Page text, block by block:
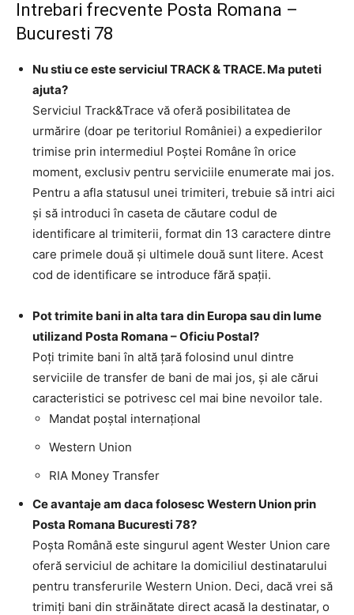
Intrebari frecvente Posta Romana –
Bucuresti 78
Nu stiu ce este serviciul TRACK & TRACE. Ma puteti
ajuta?
Serviciul Track&Trace vă oferă posibilitatea de
urmărire (doar pe teritoriul României) a expedierilor
trimise prin intermediul Poştei Române în orice
moment, exclusiv pentru serviciile enumerate mai jos.
Pentru a afla statusul unei trimiteri, trebuie să intri aici
şi să introduci în caseta de căutare codul de
identificare al trimiterii, format din 13 caractere dintre
care primele două şi ultimele două sunt litere. Acest
cod de identificare se introduce fără spaţii.
Pot trimite bani in alta tara din Europa sau din lume
utilizand Posta Romana – Oficiu Postal?
Poţi trimite bani în altă ţară folosind unul dintre
serviciile de transfer de bani de mai jos, şi ale cărui
caracteristici se potrivesc cel mai bine nevoilor tale.
Mandat poştal internaţional
Western Union
RIA Money Transfer
Ce avantaje am daca folosesc Western Union prin
Posta Romana Bucuresti 78?
Poşta Română este singurul agent Wester Union care
oferă serviciul de achitare la domiciliul destinatarului
pentru transferurile Western Union. Deci, dacă vrei să
trimiţi bani din străinătate direct acasă la destinatar, o